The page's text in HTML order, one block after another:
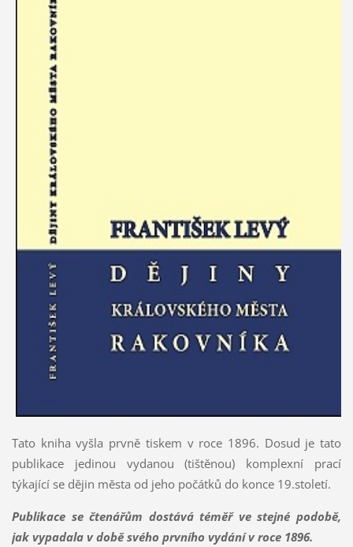
Tato kniha vyšla prvně tiskem v roce 1896. Dosud je tato
publikace jedinou vydanou (tištěnou) komplexní prací
týkající se dějin města od jeho počátků do konce 19.století.
Publikace se čtenářům dostává téměř ve stejné podobě,
jak vypadala v době svého prvního vydání v roce 1896.